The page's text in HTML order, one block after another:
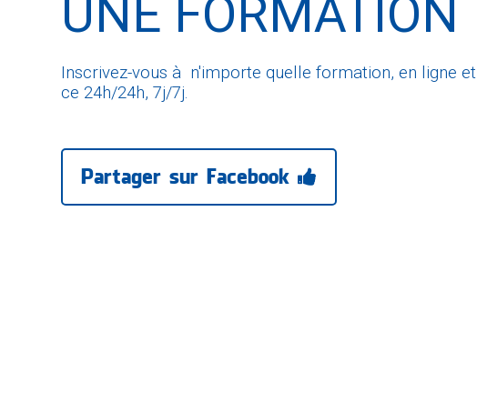
UNE FORMATION
Inscrivez-vous à n'importe quelle formation, en ligne et
ce 24h/24h, 7j/7j.
Partager sur Facebook